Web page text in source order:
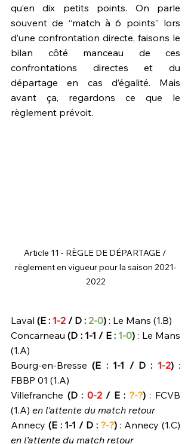
qu’en dix petits points. On parle
souvent de “match à 6 points” lors
d’une confrontation directe, faisons le
bilan côté manceau de ces
confrontations directes et du
départage en cas d’égalité. Mais
avant ça, regardons ce que le
règlement prévoit.
Article 11 - RÈGLE DE DÉPARTAGE /
règlement en vigueur pour la saison 2021-
2022
Laval (E : 1-2 / D : 2-0) : Le Mans (1.B)
Concarneau (D : 1-1 / E : 1-0) : Le Mans
(1.A)
Bourg-en-Bresse (E : 1-1 / D : 1-2) :
FBBP 01 (1.A)
Villefranche (D : 0-2 / E : ?-?) : FCVB
(1.A) en l'attente du match retour
Annecy (E : 1-1 / D : ?-?)
en l’attente du match retour